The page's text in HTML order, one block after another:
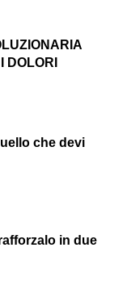
DOLORI
che devi
in due